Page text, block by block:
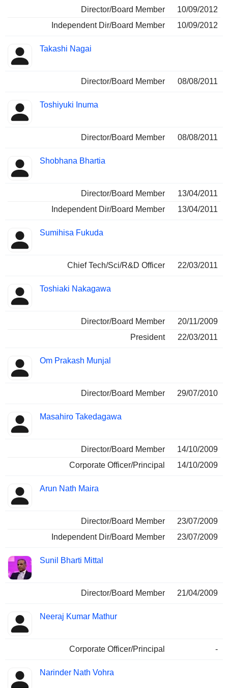
Director/Board Member
10/09/2012
Independent Dir/Board Member
10/09/2012
Takashi Nagai
Director/Board Member 08/08/2011
Toshiyuki Inuma
Director/Board Member 08/08/2011
Shobhana Bhartia
Director/Board Member
13/04/2011
Independent Dir/Board Member
13/04/2011
Sumihisa Fukuda
Chief Tech/Sci/R&D Officer 22/03/2011
Toshiaki Nakagawa
Director/Board Member
20/11/2009
President
22/03/2011
Om Prakash Munjal
Director/Board Member 29/07/2010
Masahiro Takedagawa
Director/Board Member
14/10/2009
Corporate Officer/Principal
14/10/2009
Arun Nath Maira
Director/Board Member
23/07/2009
Independent Dir/Board Member
23/07/2009
Sunil Bharti Mittal
Director/Board Member 21/04/2009
Neeraj Kumar Mathur
Corporate Officer/Principal -
Narinder Nath Vohra